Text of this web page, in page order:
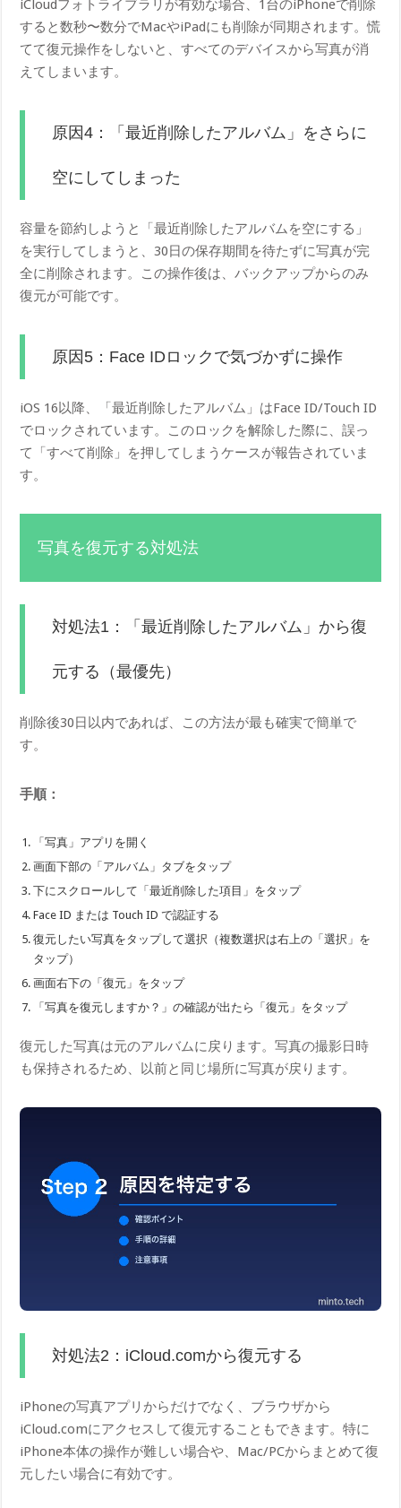
iCloudフォトライブラリが有効な場合、1台のiPhoneで削除
すると数秒〜数分でMacやiPadにも削除が同期されます。慌
てて復元操作をしないと、すべてのデバイスから写真が消
えてしまいます。
原因4：「最近削除したアルバム」をさらに
空にしてしまった
容量を節約しようと「最近削除したアルバムを空にする」
を実行してしまうと、30日の保存期間を待たずに写真が完
全に削除されます。この操作後は、バックアップからのみ
復元が可能です。
原因5：Face IDロックで気づかずに操作
iOS 16以降、「最近削除したアルバム」はFace ID/Touch ID
でロックされています。このロックを解除した際に、誤っ
て「すべて削除」を押してしまうケースが報告されていま
す。
写真を復元する対処法
対処法1：「最近削除したアルバム」から復
元する（最優先）
削除後30日以内であれば、この方法が最も確実で簡単で
す。
手順：
「写真」アプリを開く
画面下部の「アルバム」タブをタップ
下にスクロールして「最近削除した項目」をタップ
Face ID または Touch ID で認証する
復元したい写真をタップして選択（複数選択は右上の「選択」を
タップ）
画面右下の「復元」をタップ
「写真を復元しますか？」の確認が出たら「復元」をタップ
復元した写真は元のアルバムに戻ります。写真の撮影日時
も保持されるため、以前と同じ場所に写真が戻ります。
対処法2：iCloud.comから復元する
iPhoneの写真アプリからだけでなく、ブラウザから
iCloud.comにアクセスして復元することもできます。特に
iPhone本体の操作が難しい場合や、Mac/PCからまとめて復
元したい場合に有効です。